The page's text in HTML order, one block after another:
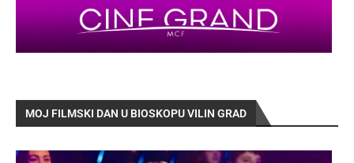
MOJ FILMSKI DAN U BIOSKOPU VILIN GRAD